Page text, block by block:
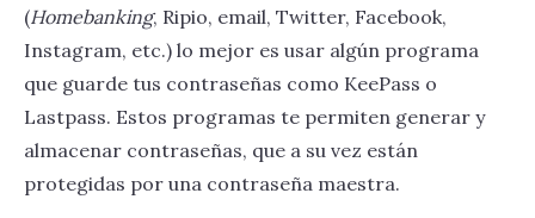
(Homebanking, Ripio, email, Twitter, Facebook,
Instagram, etc.) lo mejor es usar algún programa
que guarde tus contraseñas como KeePass o
Lastpass. Estos programas te permiten generar y
almacenar contraseñas, que a su vez están
protegidas por una contraseña maestra.